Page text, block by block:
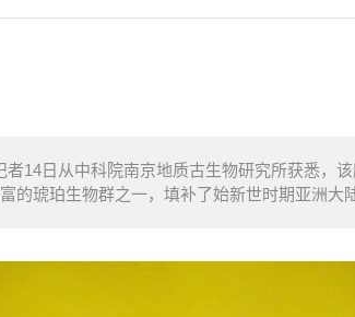
日从中科院南京地质古生物研究所获悉，
的琥珀生物群之一，填补了始新世时期亚洲大